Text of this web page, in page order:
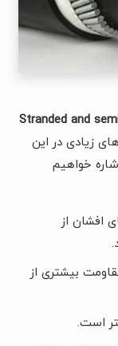
(Stranded and
زیادی در این
خواهیم
افشان از
بیشتری از
است.